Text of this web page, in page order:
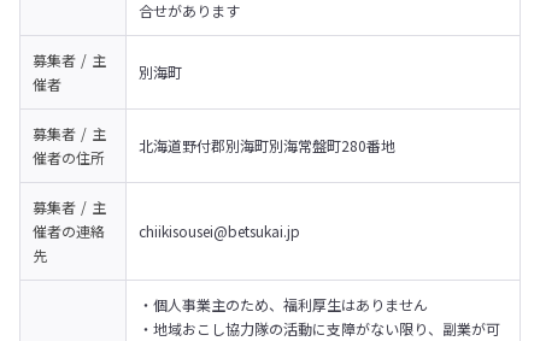
合せがあります
募集者 / 主
催者
別海町
募集者 / 主
催者の住所
北海道野付郡別海町別海常盤町280番地
募集者 / 主
催者の連絡
先
chiikisousei@betsukai.jp
・個人事業主のため、福利厚生はありません
・地域おこし協力隊の活動に支障がない限り、副業が可